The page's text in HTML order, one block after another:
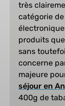
très
catégorie
produits
sans
concerne
majeure
séjour en
400g de